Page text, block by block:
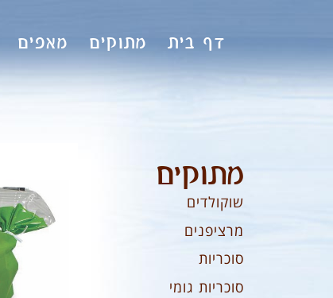
דף בית מתוקים מאפים
מתוקים
שוקולדים
מרציפנים
סוכריות
סוכריות גומי